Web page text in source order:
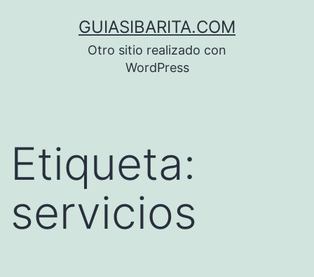
GUIASIBARITA.COM
Otro sitio realizado con
WordPress
Etiqueta:
servicios